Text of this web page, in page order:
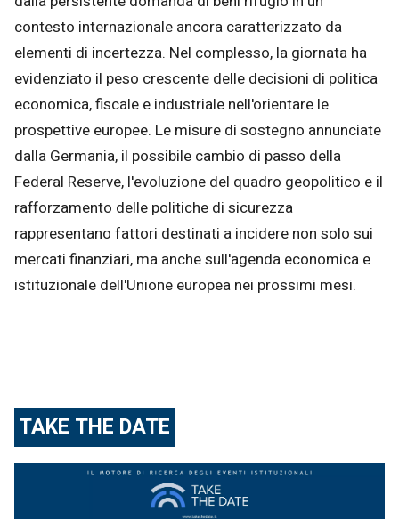
contesto internazionale ancora caratterizzato da
elementi di incertezza. Nel complesso, la giornata ha
evidenziato il peso crescente delle decisioni di politica
economica, fiscale e industriale nell'orientare le
prospettive europee. Le misure di sostegno annunciate
dalla Germania, il possibile cambio di passo della
Federal Reserve, l'evoluzione del quadro geopolitico e il
rafforzamento delle politiche di sicurezza
rappresentano fattori destinati a incidere non solo sui
mercati finanziari, ma anche sull'agenda economica e
istituzionale dell'Unione europea nei prossimi mesi.
TAKE THE DATE